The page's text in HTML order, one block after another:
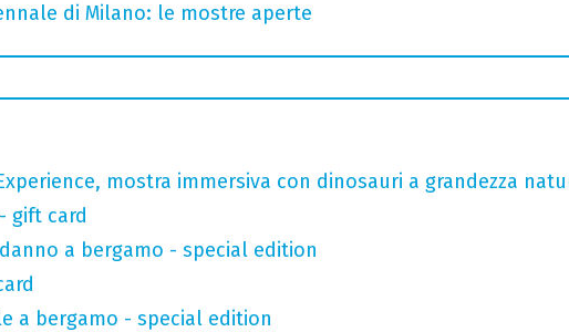
di Milano: le mostre aperte
mostra immersiva con dinosauri a grandezza
gift card
a bergamo - special edition
a bergamo - special edition